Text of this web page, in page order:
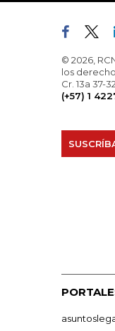
© 2026,
los
Cr. 13a 37-
(+57) 1